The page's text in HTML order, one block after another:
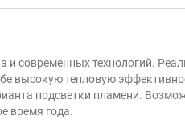
и современных технологий.
высокую тепловую
подсветки пламени.
время года.